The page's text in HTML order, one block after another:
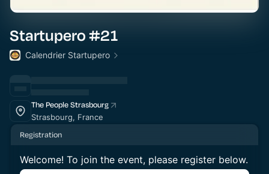
Startupero #21
Calendrier Startupero
The People Strasbourg
Strasbourg, France
Registration
Welcome! To join the event, please register below.